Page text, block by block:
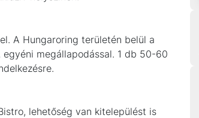
A Hungaroring területén belül a
megállapodással. 1 db 50-60
lehetőség van kitelepülést is